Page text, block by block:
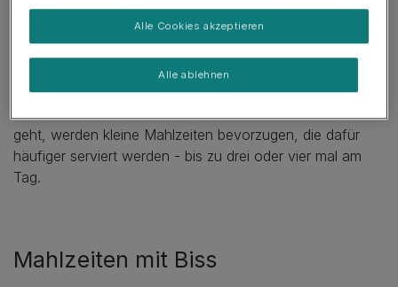
eines normalen Dackels (bis zu 12 Kilogramm). Die
Rassen Bichon Frise und Shih Tzu haben beide ein
schwerer aussehen lassen, kann als sie tatsächlich sind.
geht, werden kleine Mahlzeiten bevorzugen, die dafür
häufiger serviert werden - bis zu drei oder vier mal am
Tag.
Mahlzeiten mit Biss
Alle ablehnen
Alle Cookies akzeptieren